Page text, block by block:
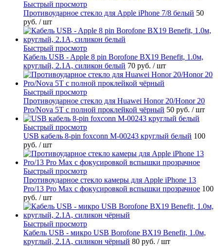
Быстрый просмотр
Противоударное стекло для Apple iPhone 7/8 белый 50
руб. / шт
Быстрый просмотр
Кабель USB - Apple 8 pin Borofone BX19 Benefit, 1.0м,
круглый, 2.1A, силикон белый 70 руб. / шт
Быстрый просмотр
Противоударное стекло для Huawei Honor 20/Honor 20
Pro/Nova 5T с полной проклейкой чёрный 50 руб. / шт
Быстрый просмотр
USB кабель 8-pin foxconn M-00243 круглый белый 100
руб. / шт
Быстрый просмотр
Противоударное стекло камеры для Apple iPhone 13
Pro/13 Pro Max с фокусировкой вспышки прозрачное 100
руб. / шт
Быстрый просмотр
Кабель USB - микро USB Borofone BX19 Benefit, 1.0м,
круглый, 2.1A, силикон чёрный 80 руб. / шт